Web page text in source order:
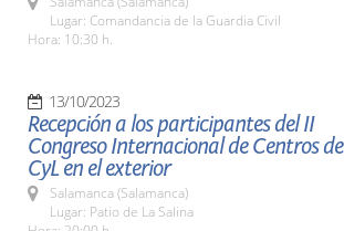
Lugar: Comandancia de la Guardia Civil
Hora: 10:30 h.
13/10/2023
Recepción a los participantes del II
Congreso Internacional de Centros de
CyL en el exterior
Salamanca (Salamanca)
Lugar: Patio de La Salina